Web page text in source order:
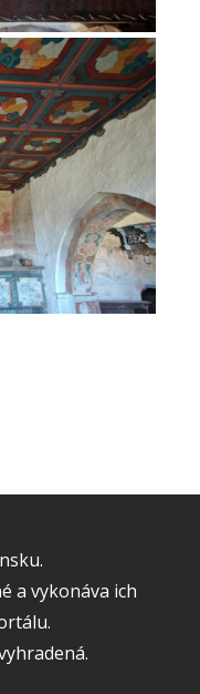
a vykonáva ich